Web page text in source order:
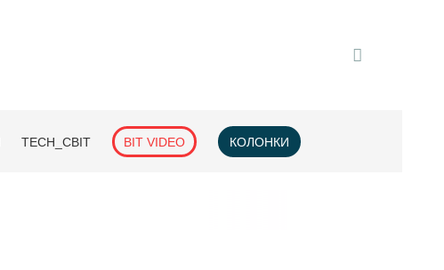
TECH_СВІТ BIT VIDEO КОЛОНКИ